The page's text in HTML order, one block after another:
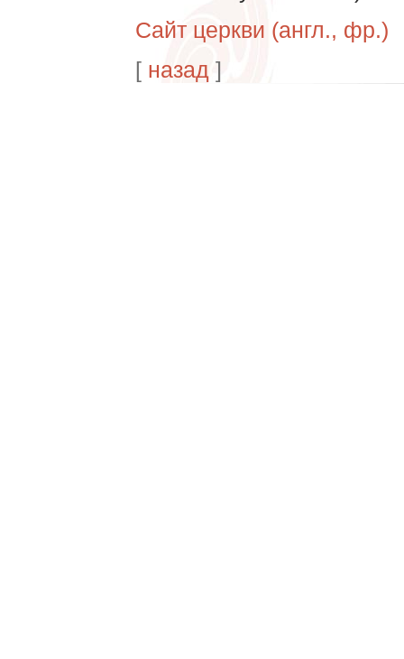
Сайт церкви (англ., фр.)
[ назад ]